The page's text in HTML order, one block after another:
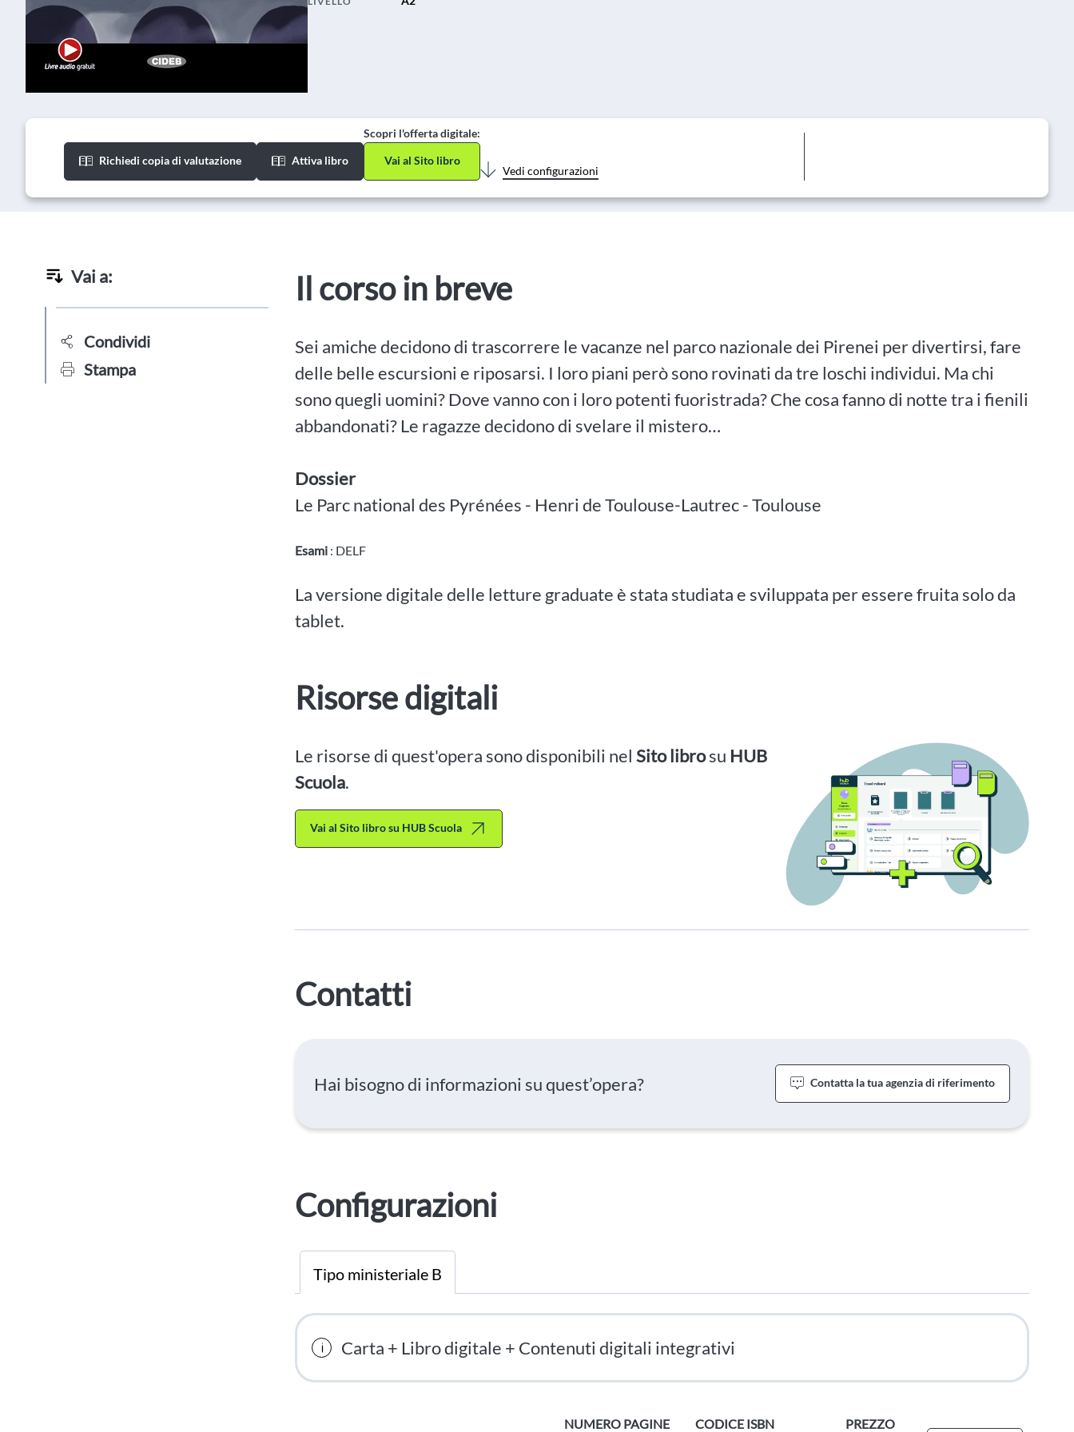
Richiedi copia di valutazione Attiva libro
Scopri l'offerta digitale:
Vai al Sito libro
Vedi configurazioni
Vai a:
Condividi
Stampa
Il corso in breve
Sei amiche decidono di trascorrere le vacanze nel parco nazionale dei Pirenei per divertirsi, fare
delle belle escursioni e riposarsi. I loro piani però sono rovinati da tre loschi individui. Ma chi
sono quegli uomini? Dove vanno con i loro potenti fuoristrada? Che cosa fanno di notte tra i fienili
abbandonati? Le ragazze decidono di svelare il mistero…
Dossier
Le Parc national des Pyrénées - Henri de Toulouse-Lautrec - Toulouse
Esami : DELF
La versione digitale delle letture graduate è stata studiata e sviluppata per essere fruita solo da
tablet.
Risorse digitali
Le risorse di quest'opera sono disponibili nelSito librosu HUB
Scuola.
Vai al Sito libro su HUB Scuola
Contatti
Hai bisogno di informazioni su quest’opera? Contatta la tua agenzia di riferimento
Configurazioni
Tipo ministeriale B
Carta + Libro digitale + Contenuti digitali integrativi
NUMERO PAGINE CODICE ISBN PREZZO